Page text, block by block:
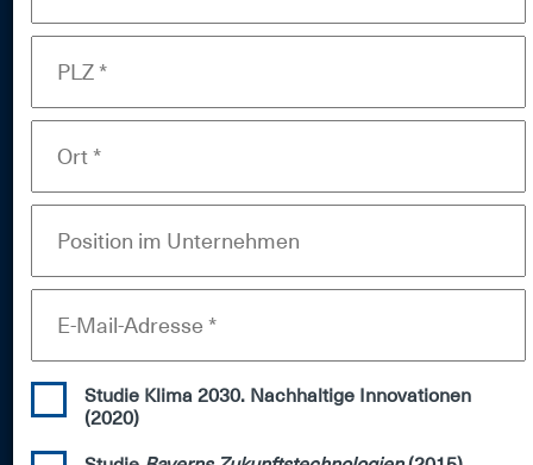
Zukunftsrat der Bayerischen Wirtschaft
unserer Zeit zusammentreffen:
Klimaschutz, demografischer Wandel,
Digitalisierung. Auch Arbeit und Mobilität
wiederum Auswirkungen auf die
Anforderungen an Gebäude und
Infrastrukturen haben. Diesen
unterschiedlichen Ansprüchen müssen
gleichzeitig Gestaltungsmöglichkeiten
für die Zukunft gewährleisten.
Die gebaute Umwelt muss schon heute
so gestaltet werden, dass sie den
Studie Klima 2030. Nachhaltige Innovationen
(2020)